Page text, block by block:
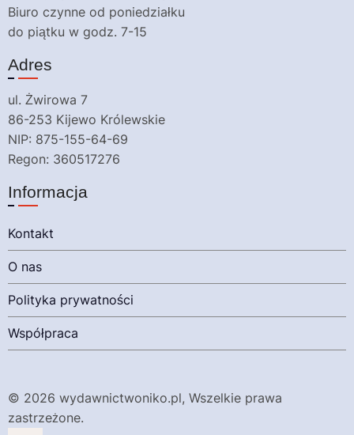
Biuro czynne od poniedziałku
do piątku w godz. 7-15
Adres
ul. Żwirowa 7
86-253 Kijewo Królewskie
NIP: 875-155-64-69
Regon: 360517276
Informacja
Kontakt
O nas
Polityka prywatności
Współpraca
© 2026 wydawnictwoniko.pl, Wszelkie prawa
zastrzeżone.